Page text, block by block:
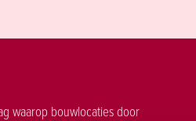
waarop bouwlocaties door